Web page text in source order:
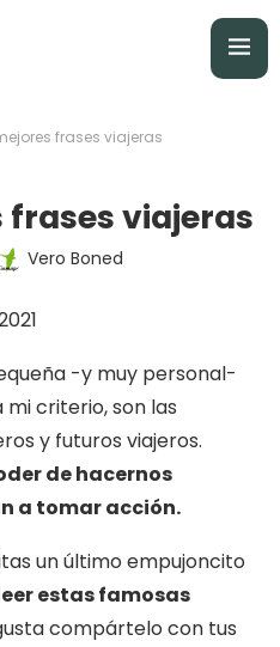
frases viajeras
frases viajeras
Vero Boned
-y muy personal-
criterio, son las
y futuros viajeros.
de hacernos
a tomar acción.
un último empujoncito
estas famosas
compártelo con tus